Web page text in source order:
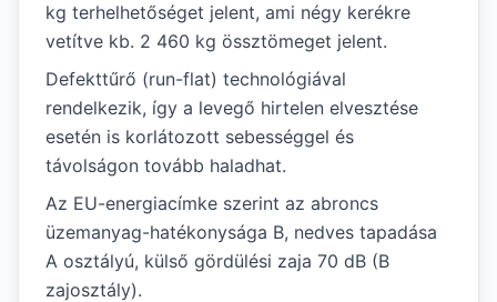
kg terhelhetőséget jelent, ami négy kerékre
vetítve kb. 2 460 kg össztömeget jelent.
Defekttűrő (run-flat) technológiával
rendelkezik, így a levegő hirtelen elvesztése
esetén is korlátozott sebességgel és
távolságon tovább haladhat.
Az EU-energiacímke szerint az abroncs
üzemanyag-hatékonysága B, nedves tapadása
A osztályú, külső gördülési zaja 70 dB (B
zajosztály).